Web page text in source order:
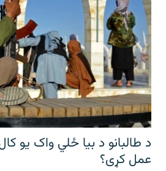
د طالبانو د بیا ځلي واک یو
عمل کړی؟